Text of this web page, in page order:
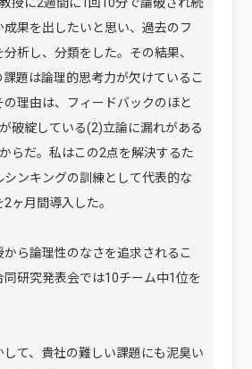
成果を出したいと思い、過去のフ
析し、分類をした。その結果、
題は論理的思考力が欠けているこ
の理由は、フィードバックのほと
破綻している(2)立論に漏れがある
らだ。私はこの2点を解決するた
シンキングの訓練として代表的な
ヶ月間導入した。
から論理性のなさを追求されるこ
同研究発表会では10チーム中1位を
して、貴社の難しい課題にも泥臭い